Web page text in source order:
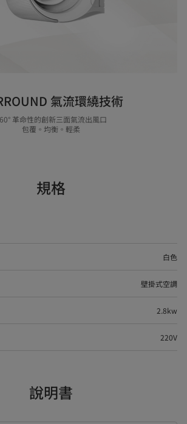
氣流環繞技術
革命性的創新三面氣流出風口
包覆。均衡。輕柔
規格
白色
壁掛式空調
2.8kw
220V
說明書